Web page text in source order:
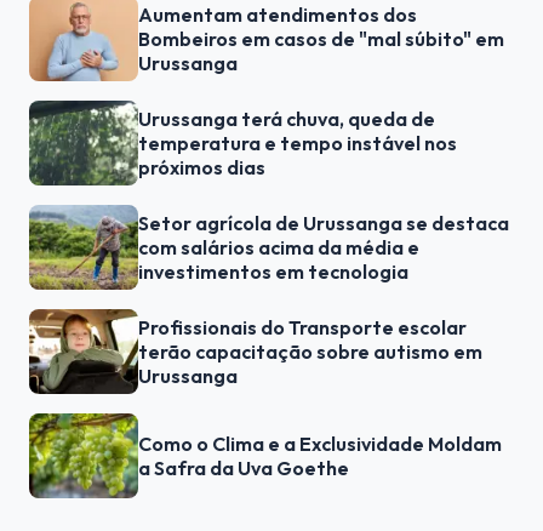
Aumentam atendimentos dos
Bombeiros em casos de "mal súbito" em
Urussanga
Urussanga terá chuva, queda de
temperatura e tempo instável nos
próximos dias
Setor agrícola de Urussanga se destaca
com salários acima da média e
investimentos em tecnologia
Profissionais do Transporte escolar
terão capacitação sobre autismo em
Urussanga
Como o Clima e a Exclusividade Moldam
a Safra da Uva Goethe